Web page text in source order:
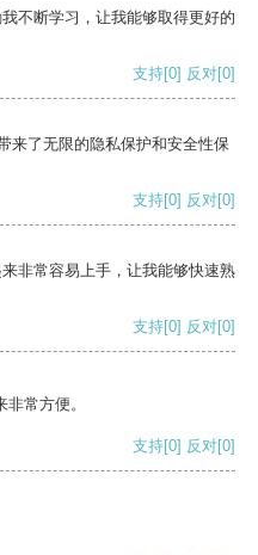
不断学习，让我能够取得更好的
支持[0] 反对[0]
来了无限的隐私保护和安全性保
支持[0] 反对[0]
非常容易上手，让我能够快速熟
支持[0] 反对[0]
常方便。
支持[0] 反对[0]